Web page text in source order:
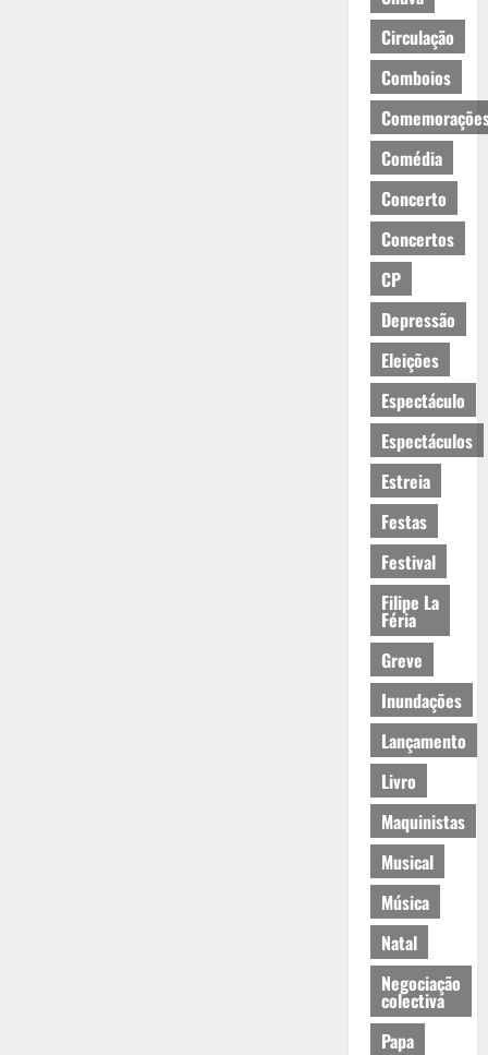
Circulação
Comboios
Comédia
Concerto
Concertos
CP
Depressão
Eleições
Espectáculo
Espectáculos
Estreia
Festas
Festival
Filipe La
Féria
Greve
Inundações
Lançamento
Livro
Maquinistas
Musical
Música
Natal
Negociação
colectiva
Papa